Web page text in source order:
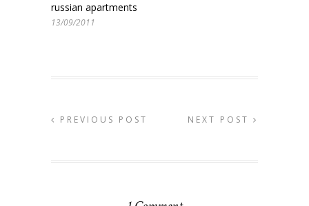
russian apartments
13/09/2011
PREVIOUS POST NEXT POST